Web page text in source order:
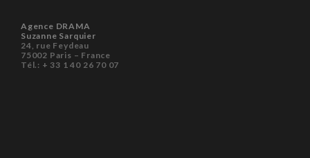
Agence DRAMA
Suzanne Sarquier
24, rue Feydeau
75002 Paris – France
Tél.: + 33 1 40 26 70 07